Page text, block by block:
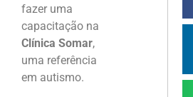
fazer uma
capacitação na
Clínica Somar,
uma referência
em autismo.